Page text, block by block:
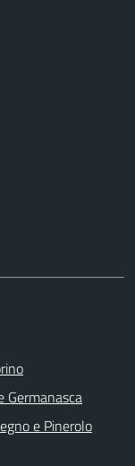
Germanasca
e Pinerolo